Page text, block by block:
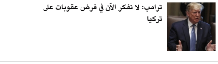
ترامب: لا نفكر الآن في فرض عقوبات على
تركيا